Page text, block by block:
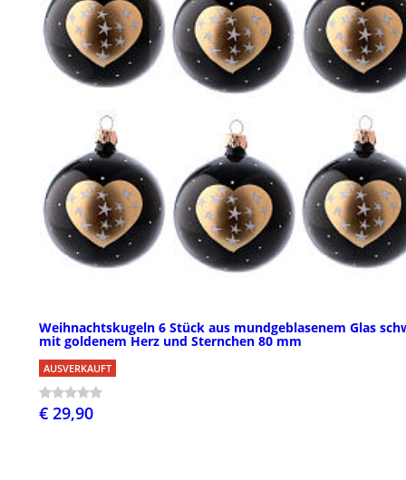
Weihnachtskugeln 6 Stück aus mundgeblasenem Glas
mit goldenem Herz und Sternchen 80 mm
AUSVERKAUFT
€ 29,90